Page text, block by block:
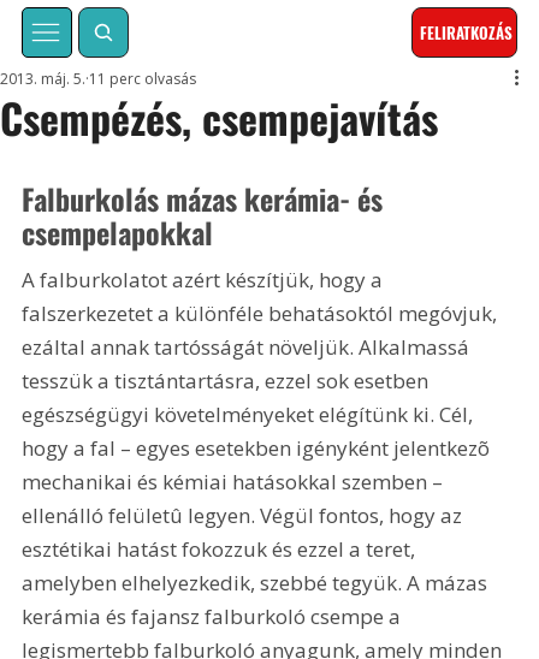
FELIRATKOZÁS
Csempézés, csempejavítás
2013. máj. 5. 11 perc olvasás
Falburkolás mázas kerámia- és
csempelapokkal
A falburkolatot azért készítjük, hogy a
falszerkezetet a különféle behatásoktól megóvjuk,
ezáltal annak tartósságát növeljük. Alkalmassá
tesszük a tisztántartásra, ezzel sok esetben
egészségügyi követelményeket elégítünk ki. Cél,
hogy a fal – egyes esetekben igényként jelentkezõ
mechanikai és kémiai hatásokkal szemben –
ellenálló felületû legyen. Végül fontos, hogy az
esztétikai hatást fokozzuk és ezzel a teret,
amelyben elhelyezkedik, szebbé tegyük. A mázas
kerámia és fajansz falburkoló csempe a
legismertebb falburkoló anyagunk, amely minden